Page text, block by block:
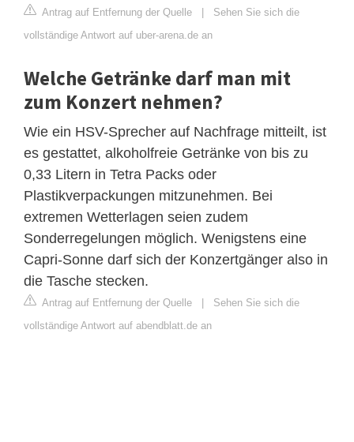
Antrag auf Entfernung der Quelle
Sehen Sie sich die
vollständige Antwort auf uber-arena.de an
Welche Getränke darf man mit
zum Konzert nehmen?
Wie ein HSV-Sprecher auf Nachfrage mitteilt, ist
es gestattet, alkoholfreie Getränke von bis zu
0,33 Litern in Tetra Packs oder
Plastikverpackungen mitzunehmen. Bei
extremen Wetterlagen seien zudem
Sonderregelungen möglich. Wenigstens eine
Capri-Sonne darf sich der Konzertgänger also in
die Tasche stecken.
Antrag auf Entfernung der Quelle
Sehen Sie sich die
vollständige Antwort auf abendblatt.de an